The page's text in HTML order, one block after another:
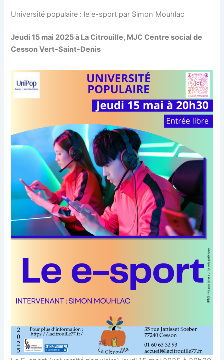
Université populaire : le e-sport par Simon Mouhlac
Jeudi 15 mai 2025 à La Citrouille, MJC Centre social de
Cesson Vert-Saint-Denis